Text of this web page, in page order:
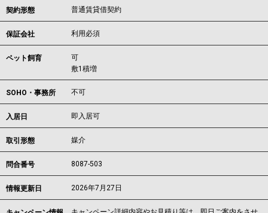
契約形態 普通賃貸借契約
保証会社 利用必須
ペット飼育
可
敷1積増
SOHO・事務所 不可
入居日 即入居可
取引形態 媒介
問合番号 8087-503
情報更新日 2026年7月27日